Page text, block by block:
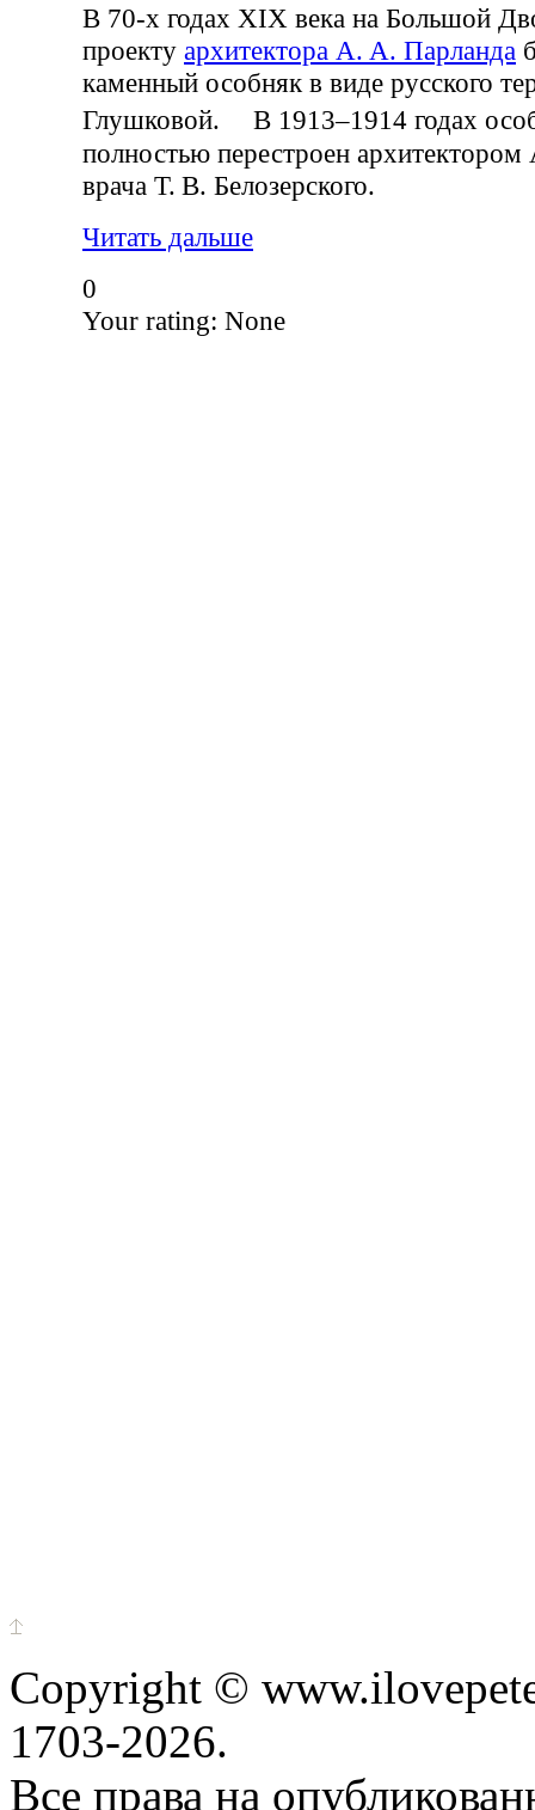
В 70-х годах XIX века на Большой
проекту архитектора А. А. Парланда
каменный особняк в виде русского
Глушковой. В 1913–1914 годах
полностью перестроен
врача Т. В. Белозерского.
Читать дальше
0
Your rating: None
Copyright ©
1703-2026.
Все права на